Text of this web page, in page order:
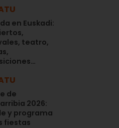
en Euskadi:
teatro,
de
2026:
y programa
fiestas